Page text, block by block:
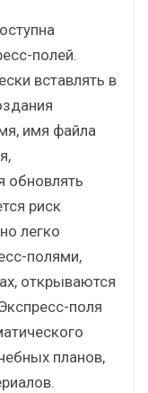
полей.
вставлять в
имя файла
обновлять
риск
легко
полями,
открываются
поля
планов,